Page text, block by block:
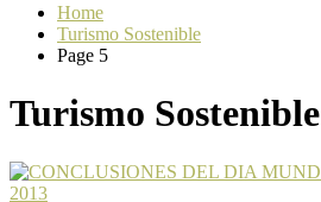
Home
Turismo Sostenible
Page 5
Turismo Sostenible